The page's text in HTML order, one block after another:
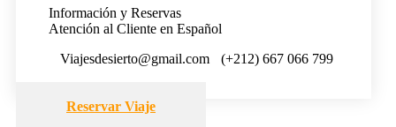
Información y Reservas
Atención al Cliente en Español
Viajesdesierto@gmail.com
(+212) 667 066 799
Reservar Viaje